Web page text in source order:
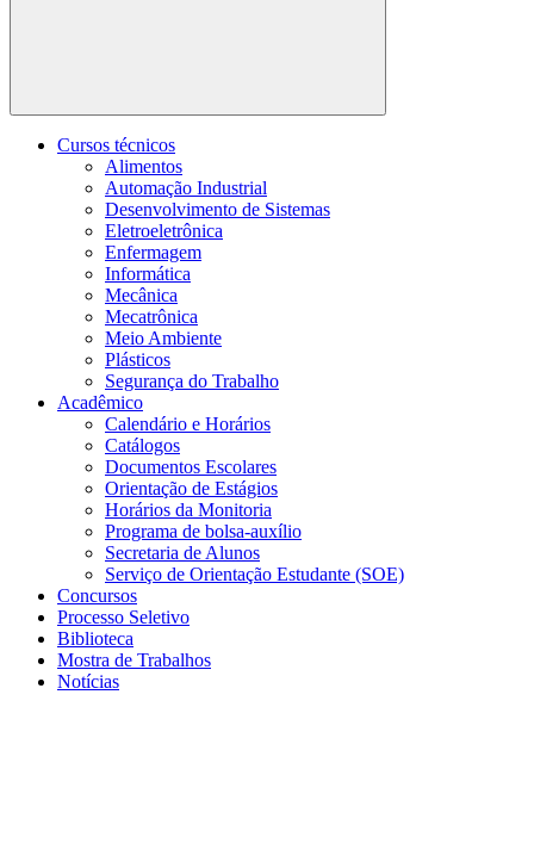
Buscar
Cursos técnicos
Alimentos
Automação Industrial
Desenvolvimento de Sistemas
Eletroeletrônica
Enfermagem
Informática
Mecânica
Mecatrônica
Meio Ambiente
Plásticos
Segurança do Trabalho
Acadêmico
Calendário e Horários
Catálogos
Documentos Escolares
Orientação de Estágios
Horários da Monitoria
Programa de bolsa-auxílio
Secretaria de Alunos
Serviço de Orientação Estudante (SOE)
Concursos
Processo Seletivo
Biblioteca
Mostra de Trabalhos
Notícias